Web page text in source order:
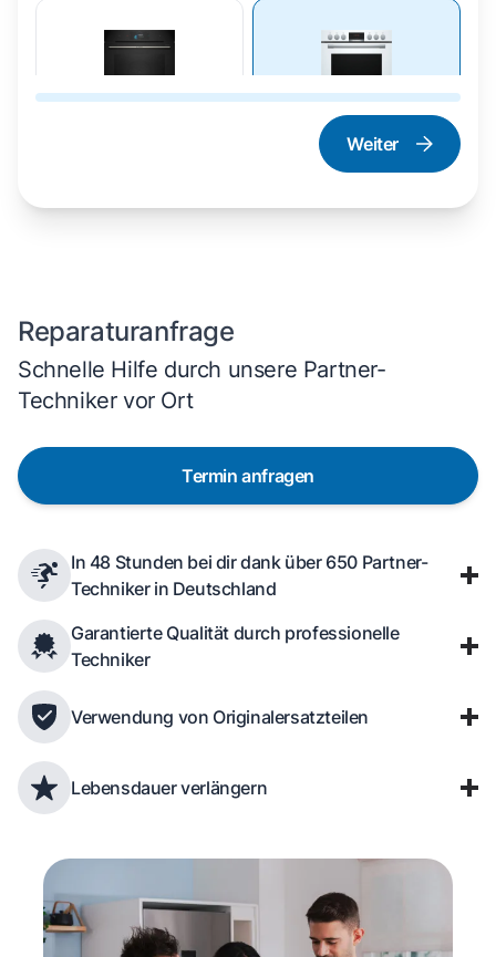
Herd und Backofen
Weiter
Reparaturanfrage
Schnelle Hilfe durch unsere Partner-
Techniker vor Ort
Termin anfragen
In 48 Stunden bei dir dank über 650 Partner-
Techniker in Deutschland
Garantierte Qualität durch professionelle
Techniker
Verwendung von Originalersatzteilen
Lebensdauer verlängern